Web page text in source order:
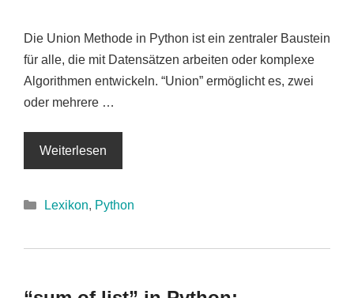
Die Union Methode in Python ist ein zentraler Baustein
für alle, die mit Datensätzen arbeiten oder komplexe
Algorithmen entwickeln. “Union” ermöglicht es, zwei
oder mehrere …
Weiterlesen
Kategorien
Lexikon, Python